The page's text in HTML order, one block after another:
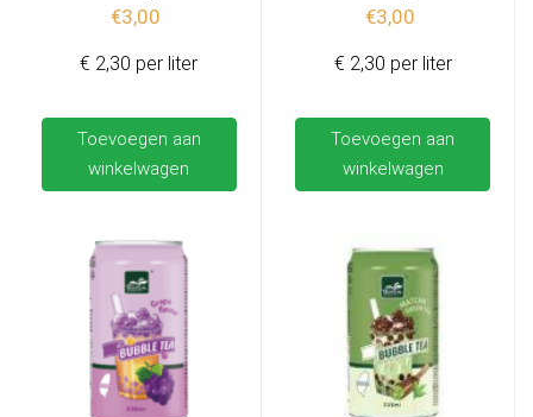
€3,00
Toevoegen aan
winkelwagen
€ 2,30 per liter
€3,00
Toevoegen aan
winkelwagen
€ 2,30 per liter